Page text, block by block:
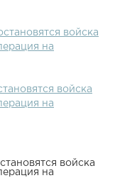
войска
на
войска
на
войска
на